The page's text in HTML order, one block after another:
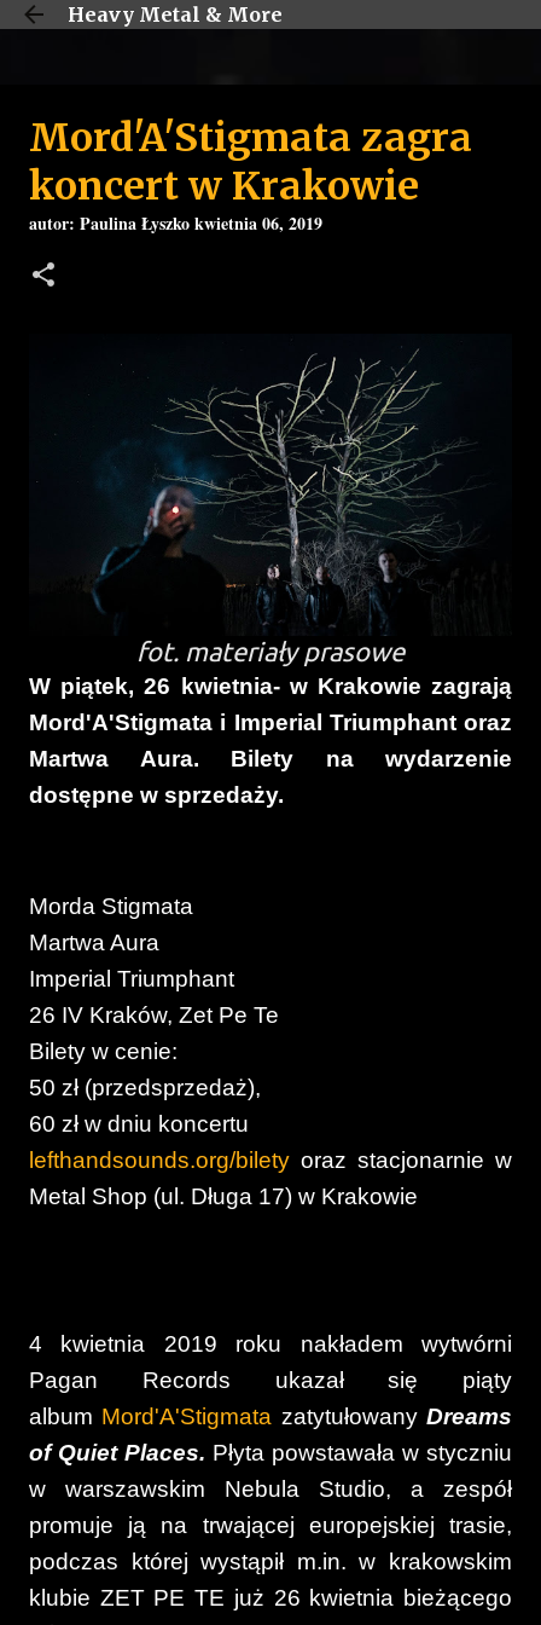
Przejdź do głównej zawartości
Heavy Metal & More
Mord'A'Stigmata zagra
koncert w Krakowie
autor: Paulina Łyszkokwietnia 06, 2019
fot. materiały prasowe
W piątek, 26 kwietnia- w Krakowie zagrają
Mord'A'Stigmata i Imperial Triumphant oraz
Martwa Aura. Bilety na wydarzenie
dostępne w sprzedaży.
Morda Stigmata
Martwa Aura
Imperial Triumphant
26 IV Kraków, Zet Pe Te
Bilety w cenie:
50 zł (przedsprzedaż),
60 zł w dniu koncertu
lefthandsounds.org/bilety oraz stacjonarnie w
Metal Shop (ul. Długa 17) w Krakowie
4 kwietnia 2019 roku nakładem wytwórni
Pagan Records ukazał się piąty
album Mord'A'Stigmata zatytułowanyDreams
of Quiet Places. Płyta powstawała w styczniu
w warszawskim Nebula Studio, a zespół
promuje ją na trwającej europejskiej trasie,
podczas której wystąpił m.in. w krakowskim
klubie ZET PE TE już 26 kwietnia bieżącego